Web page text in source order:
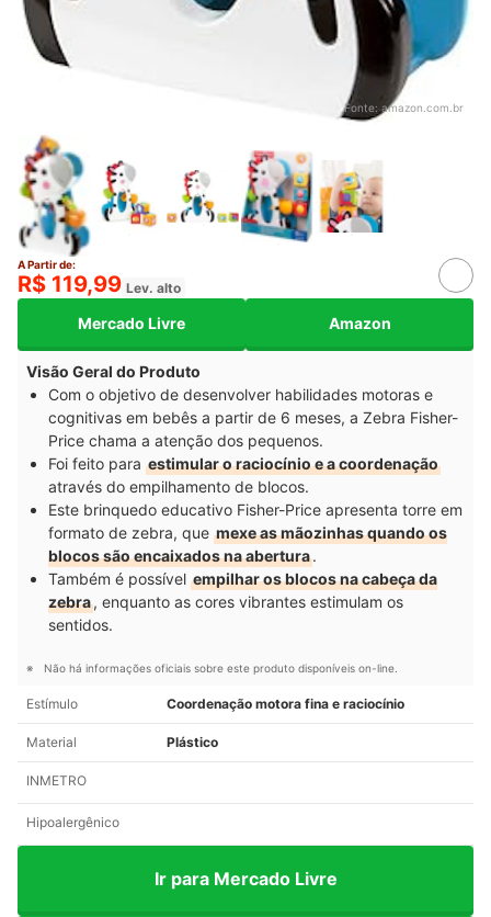
Fonte: amazon.com.br
A Partir de:
R$ 119,99 Lev. alto
Mercado Livre Amazon
Visão Geral do Produto
Com o objetivo de desenvolver habilidades motoras e
cognitivas em bebês a partir de 6 meses, a Zebra Fisher-
Price chama a atenção dos pequenos.
Foi feito para estimular o raciocínio e a coordenação
através do empilhamento de blocos.
Este brinquedo educativo Fisher-Price apresenta torre em
formato de zebra, que mexe as mãozinhas quando os
blocos são encaixados na abertura.
Também é possível empilhar os blocos na cabeça da
zebra, enquanto as cores vibrantes estimulam os
sentidos.
Não há informações oficiais sobre este produto disponíveis on-line.
Estímulo Coordenação motora fina e raciocínio
Material Plástico
INMETRO
Hipoalergênico
Ir para Mercado Livre